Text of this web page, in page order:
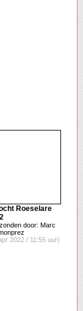
Roeselare
door: Marc
2022 / 11:55 uur)